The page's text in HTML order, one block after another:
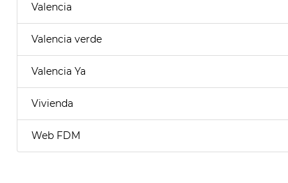
Valencia
Valencia verde
Valencia Ya
Vivienda
Web FDM